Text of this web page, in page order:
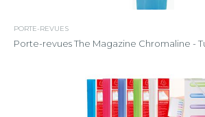
PORTE-REVUES
Porte-revues The Magazine Chromaline -